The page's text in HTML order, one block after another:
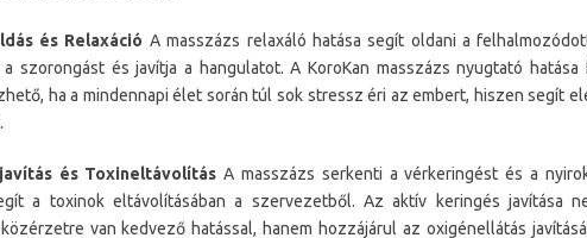
és Relaxáció A masszázs relaxáló hatása segít oldani a
szorongást és javítja a hangulatot. A KoroKan masszázs nyugtató hatása
ha a mindennapi élet során túl sok stressz éri az embert, hiszen segít
és Toxineltávolítás A masszázs serkenti a vérkeringést és a
a toxinok eltávolításában a szervezetből. Az aktív keringés javítása
van kedvező hatással, hanem hozzájárul az oxigénellátás